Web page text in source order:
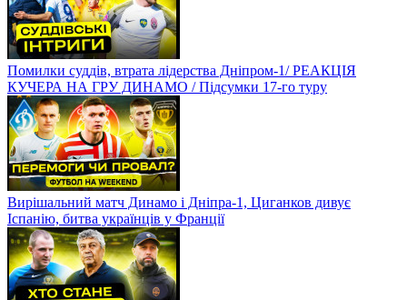
Помилки суддів, втрата лідерства Дніпром-1/ РЕАКЦІЯ
КУЧЕРА НА ГРУ ДИНАМО / Підсумки 17-го туру
Вирішальний матч Динамо і Дніпра-1, Циганков дивує
Іспанію, битва українців у Франції